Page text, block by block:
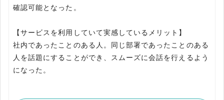
確認可能となった。
【サービスを利用していて実感しているメリット】
社内であったことのある人。同じ部署であったことのある
人を話題にすることができ、スムーズに会話を行えるよう
になった。